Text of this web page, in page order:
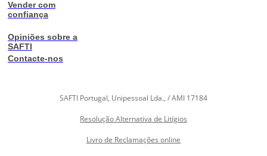
Vender com
confiança
Opiniões sobre a
SAFTI
Contacte-nos
SAFTI Portugal, Unipessoal Lda., / AMI 17184
Resolução Alternativa de Litígios
Livro de Reclamações online